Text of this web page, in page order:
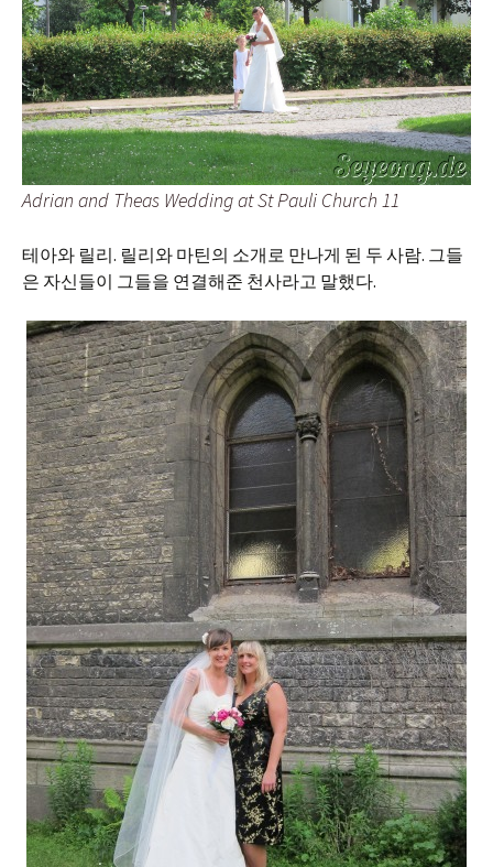
Adrian and Theas Wedding at St Pauli Church 11
테아와 릴리. 릴리와 마틴의 소개로 만나게 된 두 사람. 그들
은 자신들이 그들을 연결해준 천사라고 말했다.